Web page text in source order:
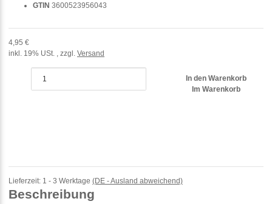
GTIN 3600523956043
4,95 €
inkl. 19% USt. , zzgl. Versand
In den Warenkorb
Im Warenkorb
Lieferzeit: 1 - 3 Werktage (DE - Ausland abweichend)
Beschreibung